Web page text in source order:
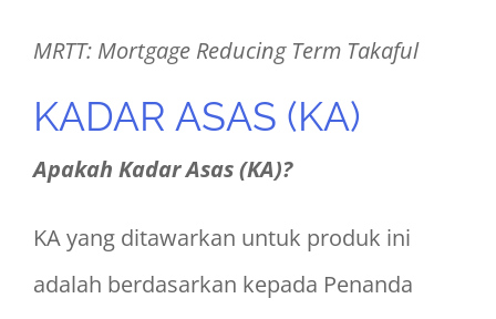
MRTT: Mortgage Reducing Term Takaful
KADAR ASAS (KA)
Apakah Kadar Asas (KA)?
KA yang ditawarkan untuk produk ini
adalah berdasarkan kepada Penanda